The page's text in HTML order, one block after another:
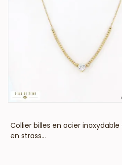
Collier billes en acier
en strass...